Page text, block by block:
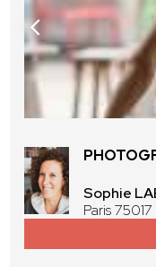
Sophie
Paris 75017